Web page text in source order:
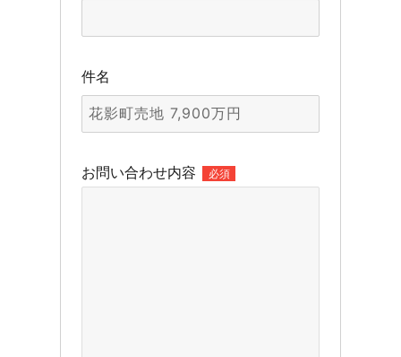
件名
お問い合わせ内容 必須